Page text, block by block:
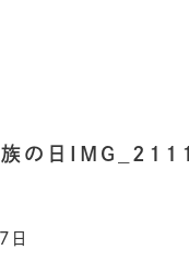
の日IMG_2111
日